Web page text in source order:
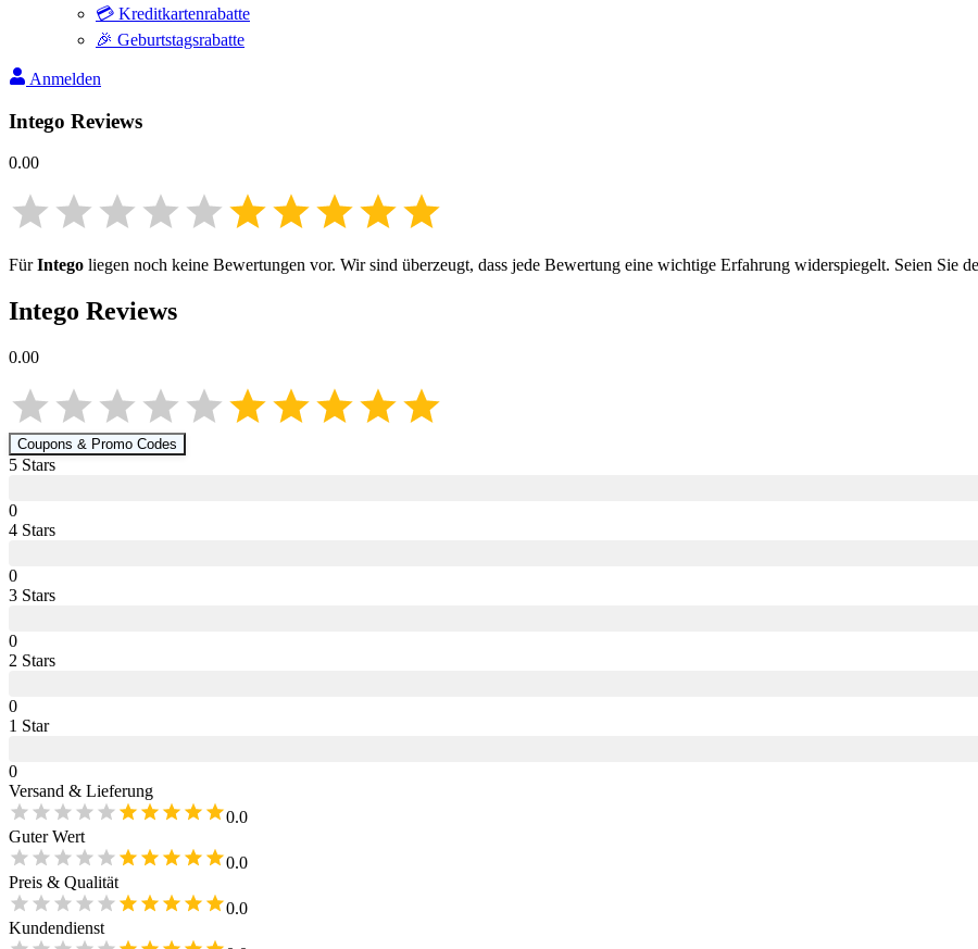
💳 Kreditkartenrabatte
🎉 Geburtstagsrabatte
Anmelden
Intego Reviews
0.00
FürIntego liegen noch keine Bewertungen vor. Wir sind überzeugt, dass jede Bewertung eine wichtige Erfahrung widerspiegelt. Seien Sie
Intego Reviews
0.00
Coupons & Promo Codes
5 Stars
0
4 Stars
0
3 Stars
0
2 Stars
0
1 Star
0
Versand & Lieferung
0.0
Guter Wert
0.0
Preis & Qualität
0.0
Kundendienst